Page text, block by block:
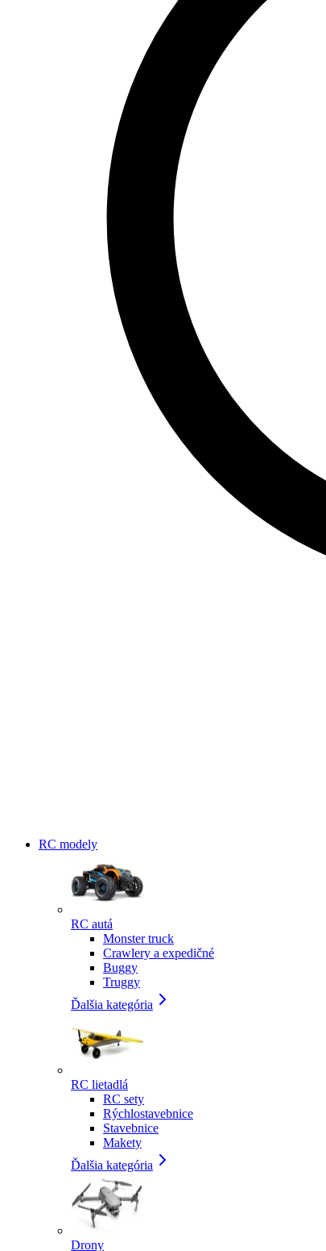
RC modely
RC autá
Monster truck
Crawlery a expedičné
Buggy
Truggy
Ďalšia kategória
RC lietadlá
RC sety
Rýchlostavebnice
Stavebnice
Makety
Ďalšia kategória
Drony